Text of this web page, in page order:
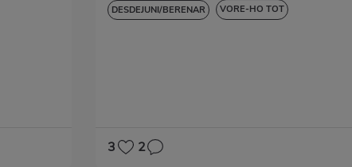
DESDEJUNI/BERENAR VORE-HO TOT
3 2